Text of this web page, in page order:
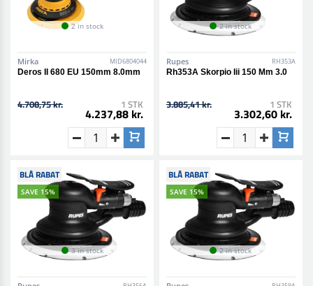
2 in stock
Mirka MID6804044
Deros II 680 EU 150mm 8.0mm
4.708,75 kr. 1 STK
4.237,88 kr.
2 in stock
Rupes RH353A
Rh353A Skorpio Iii 150 Mm 3.0
3.885,41 kr. 1 STK
3.302,60 kr.
BLÅ RABAT
SAVE 15%
3 in stock
BLÅ RABAT
SAVE 15%
2 in stock